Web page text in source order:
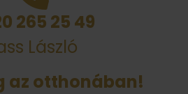
265 25 49
László
az otthonában!